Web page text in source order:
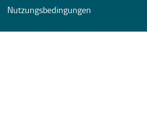
Nutzungsbedingungen